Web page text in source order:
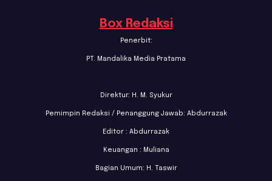
Box Redaksi
Penerbit:
PT. Mandalika Media Pratama
Direktur: H. M. Syukur
Pemimpin Redaksi / Penanggung Jawab: Abdurrazak
Editor : Abdurrazak
Keuangan : Muliana
Bagian Umum: H. Taswir